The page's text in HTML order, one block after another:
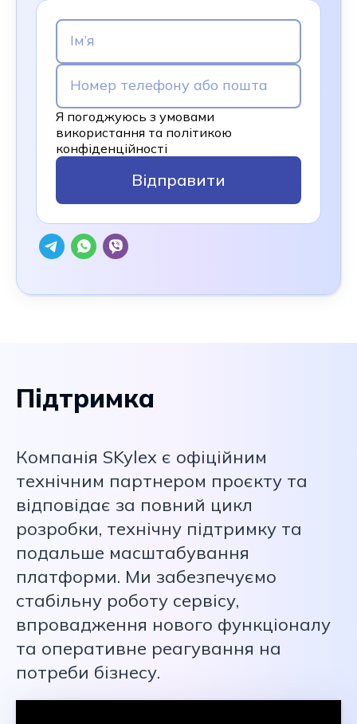
Я погоджуюсь з умовами
використання та політикою
конфіденційності
Відправити
Підтримка
Компанія SKylex є офіційним
технічним партнером проєкту та
відповідає за повний цикл
розробки, технічну підтримку та
подальше масштабування
платформи. Ми забезпечуємо
стабільну роботу сервісу,
впровадження нового функціоналу
та оперативне реагування на
потреби бізнесу.